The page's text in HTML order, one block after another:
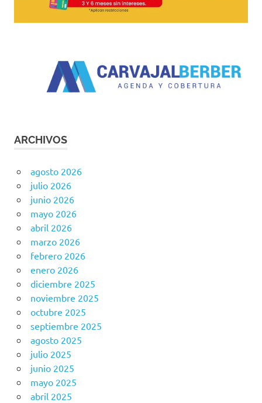
ARCHIVOS
agosto 2026
julio 2026
junio 2026
mayo 2026
abril 2026
marzo 2026
febrero 2026
enero 2026
diciembre 2025
noviembre 2025
octubre 2025
septiembre 2025
agosto 2025
julio 2025
junio 2025
mayo 2025
abril 2025